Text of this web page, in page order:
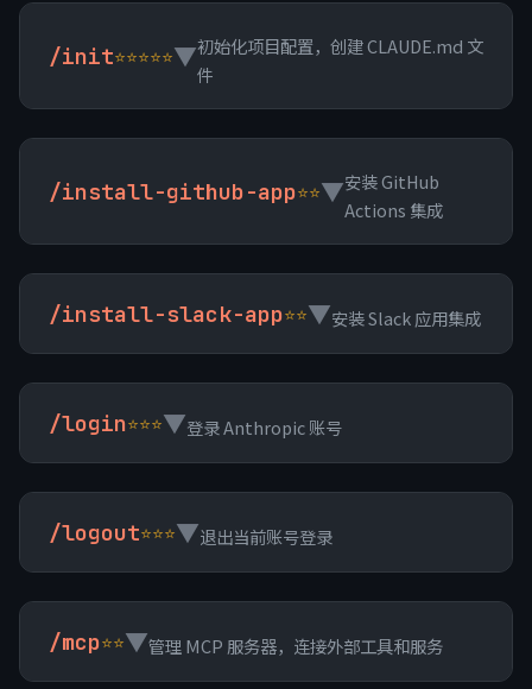
/init
初始化项目配置，创建 CLAUDE.md 文
件
⭐⭐⭐⭐⭐▼
/install-github-app
安装 GitHub
Actions 集成
⭐⭐▼
/install-slack-app 安装 Slack 应用集成
⭐⭐▼
/login 登录 Anthropic 账号
⭐⭐⭐▼
/logout 退出当前账号登录
⭐⭐⭐▼
/mcp 管理 MCP 服务器，连接外部工具和服务
⭐⭐▼